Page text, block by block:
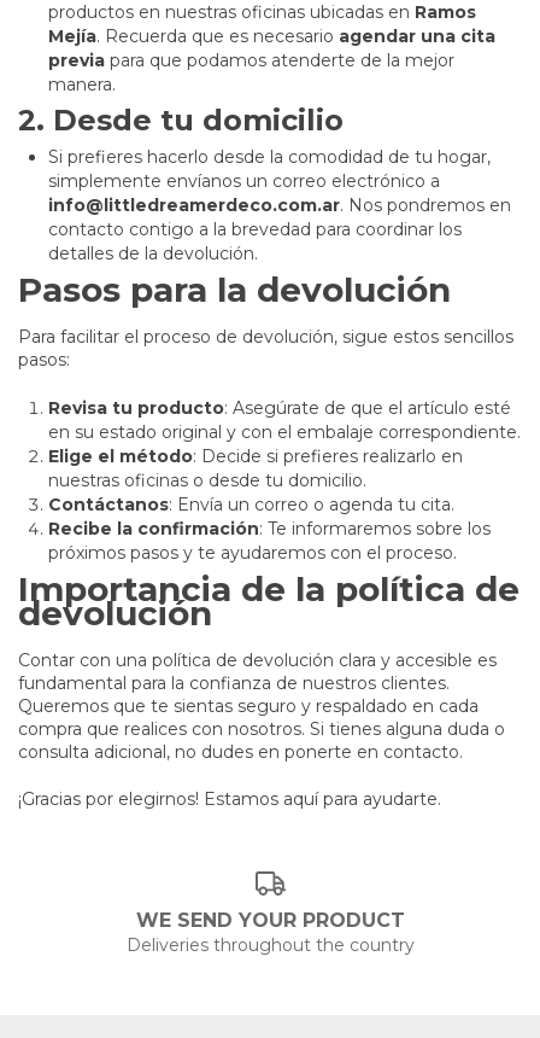
productos en nuestras oficinas ubicadas en Ramos
Mejía. Recuerda que es necesario agendar una cita
previa para que podamos atenderte de la mejor
manera.
2. Desde tu domicilio
Si prefieres hacerlo desde la comodidad de tu hogar,
simplemente envíanos un correo electrónico a
info@littledreamerdeco.com.ar. Nos pondremos en
contacto contigo a la brevedad para coordinar los
detalles de la devolución.
Pasos para la devolución
Para facilitar el proceso de devolución, sigue estos sencillos
pasos:
Revisa tu producto: Asegúrate de que el artículo esté
en su estado original y con el embalaje correspondiente.
Elige el método: Decide si prefieres realizarlo en
nuestras oficinas o desde tu domicilio.
Contáctanos: Envía un correo o agenda tu cita.
Recibe la confirmación: Te informaremos sobre los
próximos pasos y te ayudaremos con el proceso.
Importancia de la política de
devolución
Contar con una política de devolución clara y accesible es
fundamental para la confianza de nuestros clientes.
Queremos que te sientas seguro y respaldado en cada
compra que realices con nosotros. Si tienes alguna duda o
consulta adicional, no dudes en ponerte en contacto.
¡Gracias por elegirnos! Estamos aquí para ayudarte.
WE SEND YOUR PRODUCT
Deliveries throughout the country